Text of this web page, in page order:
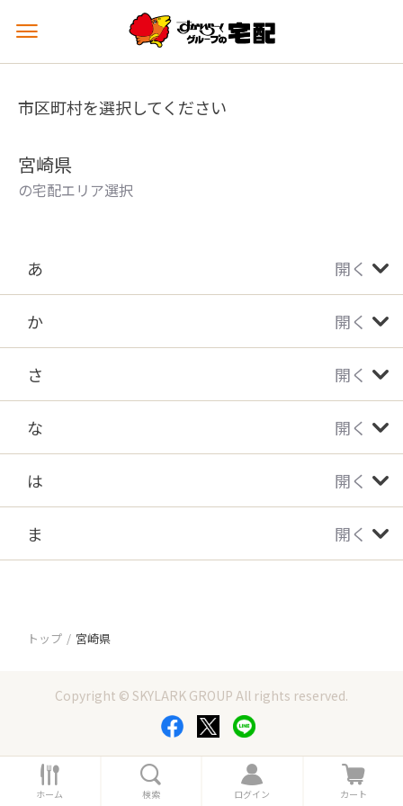
メ
ュ
を
市区町村を選択してください
宮崎県
の宅配エリア選択
あ 開く
か 開く
さ 開く
な 開く
は 開く
ま 開く
トップ 宮崎県
Copyright © SKYLARK GROUP All rights reserved.
ホ
ー
ホーム 索
検索
ロ
グ
ログイン
カ
ー
カート